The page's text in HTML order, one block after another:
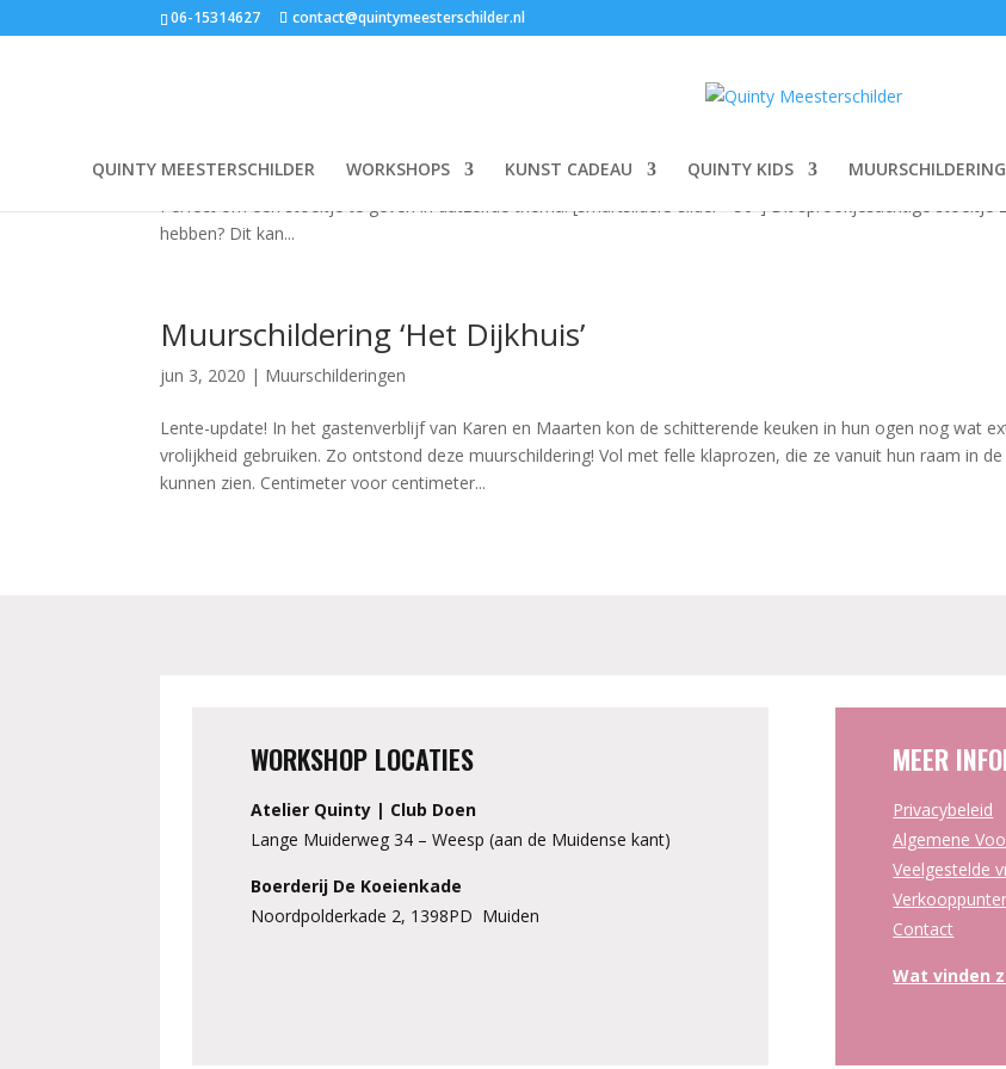
06-15314627 contact@quintymeesterschilder.nl
QUINTY MEESTERSCHILDER WORKSHOPS KUNST CADEAU QUINTY KIDS
Een bijzonder sprookjesachtig geboortekaartje van Sieb, met bosdiertjes, paddestoelen en allerlei
Perfect om een stoeltje te geven in datzelfde thema! [smartslider3 slider=”50″] Dit sprookjesachtige stoeltje
hebben? Dit kan...
Muurschildering ‘Het Dijkhuis’
jun 3, 2020 | Muurschilderingen
Lente-update! In het gastenverblijf van Karen en Maarten kon de schitterende keuken in hun ogen nog wat
vrolijkheid gebruiken. Zo ontstond deze muurschildering! Vol met felle klaprozen, die ze vanuit hun raam in
kunnen zien. Centimeter voor centimeter...
WORKSHOP LOCATIES
Atelier Quinty | Club Doen
Lange Muiderweg 34 – Weesp (aan de Muidense kant)
Boerderij De Koeienkade
Noordpolderkade 2, 1398PD Muiden
MEER
Privacybeleid
Algemene
Veelgestelde
Contact
Wat vinden